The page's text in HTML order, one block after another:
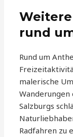
rund
Rund um
malerische
Wanderungen
Salzburgs
Radfahren zu